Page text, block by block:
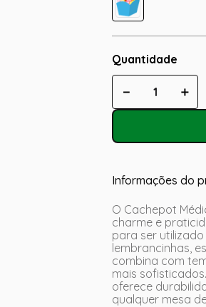
Quantidade
＋
－
Informações do
O Cachepot
charme e
para ser
lembrancinhas,
combina com
mais
oferece
qualquer mesa